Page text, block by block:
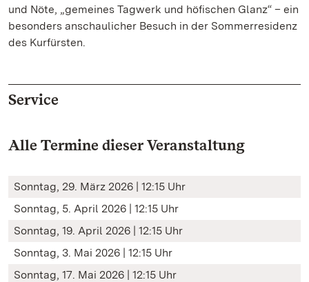
und Nöte, „gemeines Tagwerk und höfischen Glanz“ – ein
besonders anschaulicher Besuch in der Sommerresidenz
des Kurfürsten.
Service
Alle Termine dieser Veranstaltung
Sonntag, 29. März 2026 | 12:15 Uhr
Sonntag, 5. April 2026 | 12:15 Uhr
Sonntag, 19. April 2026 | 12:15 Uhr
Sonntag, 3. Mai 2026 | 12:15 Uhr
Sonntag, 17. Mai 2026 | 12:15 Uhr